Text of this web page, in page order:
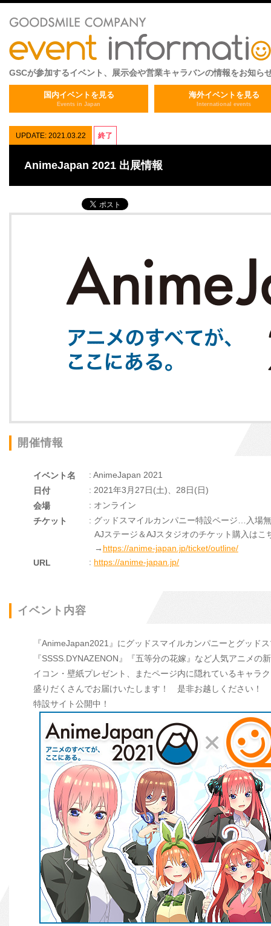
GSCが参加するイベント、展示会や営業キャラバンの情報をお知ら
国内イベントを見る
Events in Japan
海外イベントを見る
International events
UPDATE: 2021.03.22 終了
AnimeJapan 2021 出展情報
開催情報
イベント名
: AnimeJapan 2021
日付
: 2021年3月27日(土)、28日(日)
会場
: オンライン
チケット
: グッドスマイルカンパニー特設ページ…入場
AJステージ＆AJスタジオのチケット購入はこ
→ https://anime-japan.jp/ticket/outline/
URL
: https://anime-japan.jp/
イベント内容
『AnimeJapan2021』にグッドスマイルカンパニーとグッド
『SSSS.DYNAZENON』『五等分の花嫁』など人気アニメ
イコン・壁紙プレゼント、またページ内に隠れているキャラ
盛りだくさんでお届けいたします！ 是非お越しください！
特設サイト公開中！